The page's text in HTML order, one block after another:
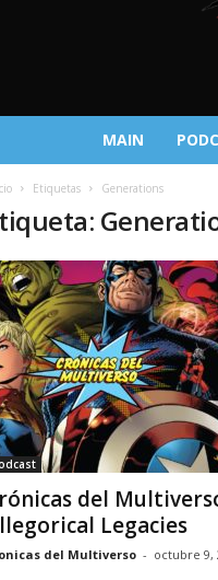
MAIN
Etiquetas Generations
del
Legacies
del Multiverso - octubre 9,